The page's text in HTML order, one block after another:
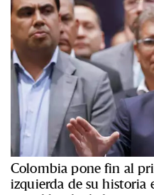
Colombia pone fin al
izquierda de su historia